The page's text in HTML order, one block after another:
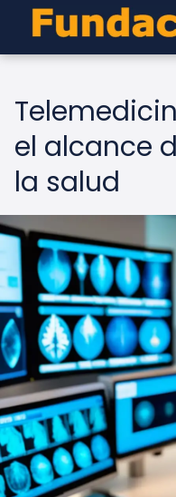
el alcance
la salud